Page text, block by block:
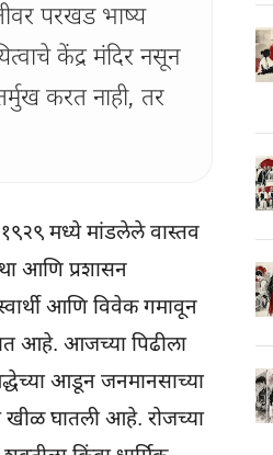
परखड भाष्य
केंद्र मंदिर नसून
करत नाही, तर
१९२९ मध्ये मांडलेले वास्तव
आणि प्रशासन
आणि विवेक गमावून
आहे. आजच्या पिढीला
आडून जनमानसाच्या
खीळ घातली आहे. रोजच्या